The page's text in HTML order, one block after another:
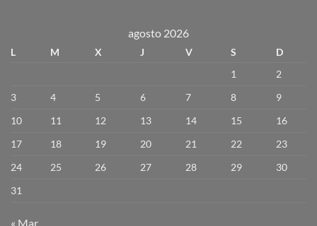
agosto 2026
L M X J V S
D
1
2
3
4 5 6 7 8
9
10
11 12 13 14 15
16
17
18 19 20 21 22
23
24
25 26 27 28 29
30
31
« Mar